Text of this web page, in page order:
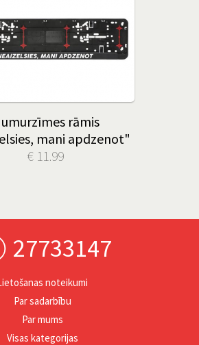
rāmis
mani apdzenot"
€ 11.99
27733147
noteikumi
Par sadarbību
Par mums
Visas kategorijas